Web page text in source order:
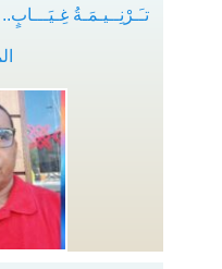
تـَـرْنِــيـمَـةُ